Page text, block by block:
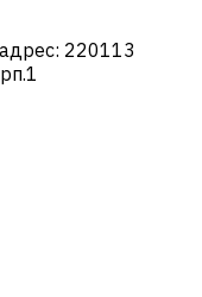
220113